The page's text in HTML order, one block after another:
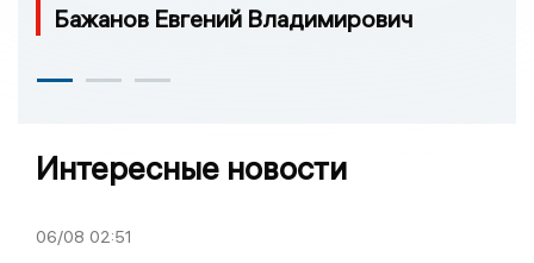
Бажанов Евгений Владимирович
Интересные новости
06/08 02:51